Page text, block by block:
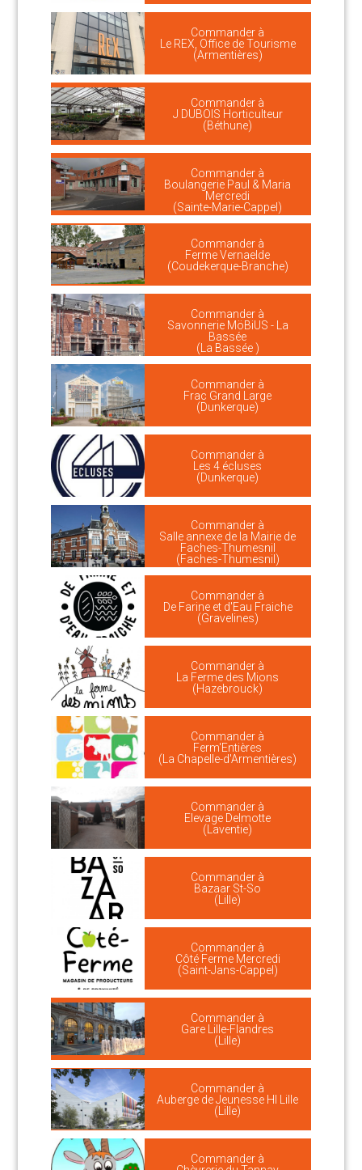
Commander à
Le REX, Office de Tourisme
(Armentières)
Commander à
J DUBOIS Horticulteur
(Béthune)
Commander à
Boulangerie Paul & Maria
Mercredi
(Sainte-Marie-Cappel)
Commander à
Ferme Vernaelde
(Coudekerque-Branche)
Commander à
Savonnerie MöBiUS - La
Bassée
(La Bassée )
Commander à
Frac Grand Large
(Dunkerque)
Commander à
Les 4 écluses
(Dunkerque)
Commander à
Salle annexe de la Mairie de
Faches-Thumesnil
(Faches-Thumesnil)
Commander à
De Farine et d'Eau Fraiche
(Gravelines)
Commander à
La Ferme des Mions
(Hazebrouck)
Commander à
Ferm'Entières
(La Chapelle-d'Armentières)
Commander à
Elevage Delmotte
(Laventie)
Commander à
Bazaar St-So
(Lille)
Commander à
Côté Ferme Mercredi
(Saint-Jans-Cappel)
Commander à
Gare Lille-Flandres
(Lille)
Commander à
Auberge de Jeunesse HI Lille
(Lille)
Commander à